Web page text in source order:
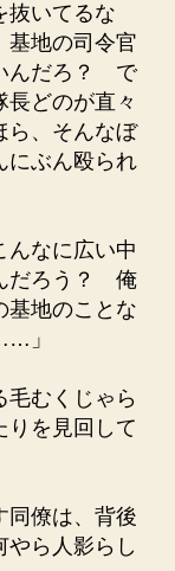
抜いてるな
地の司令官
んだろ？ で
長どのが直々
ら、そんなぼ
にぶん殴られ
んなに広い中
だろう？ 俺
基地のことな
」
むくじゃら
りを見回して
僚は、背後
やら人影らし